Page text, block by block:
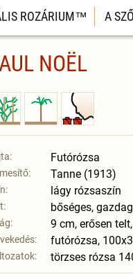
ROZÁRIUM™ A
NOËL
Futórózsa
Tanne (1913)
lágy rózsaszín
bőséges,
9 cm, erősen
futórózsa,
törzses rózsa